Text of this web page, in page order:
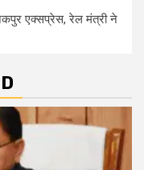
एक्सप्रेस, रेल मंत्री ने